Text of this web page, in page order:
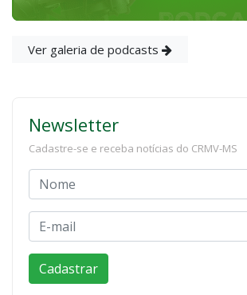
Ver galeria de podcasts
Newsletter
Cadastre-se e receba notícias do CRMV-MS